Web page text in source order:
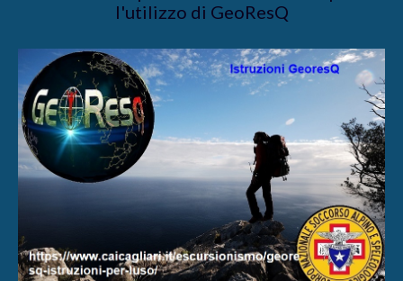
l'utilizzo di GeoResQ